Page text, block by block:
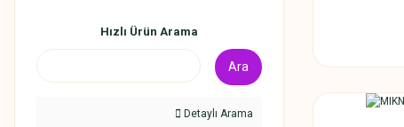
Hızlı Ürün Arama
Ara
Detaylı Arama